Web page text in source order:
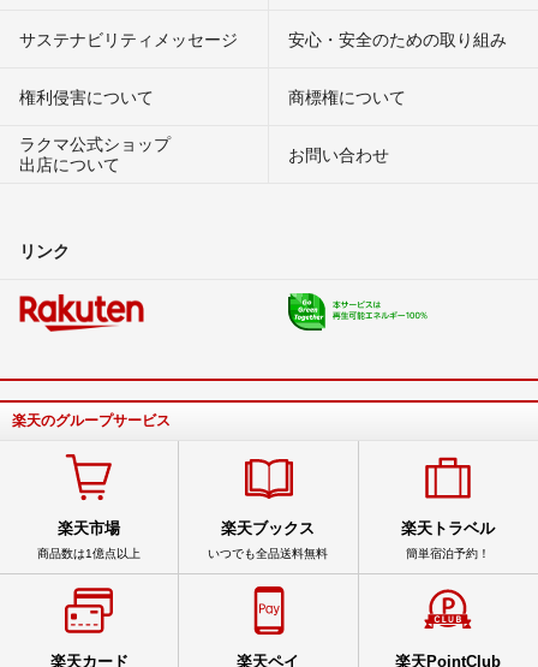
サステナビリティメッセージ 安心・安全のための取り組み
権利侵害について
商標権について
ラクマ公式ショップ
出店について
お問い合わせ
リンク
楽天のグループサービス
楽天市場
商品数は1億点以上
楽天ブックス
いつでも全品送料無料
楽天トラベル
簡単宿泊予約！
楽天カード 楽天ペイ 楽天PointClub